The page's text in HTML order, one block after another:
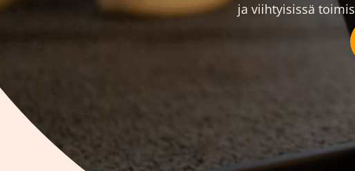
ja viihtyisissä